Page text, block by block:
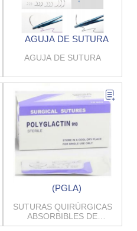
AGUJA DE SUTURA
AGUJA DE SUTURA
(PGLA)
SUTURAS QUIRÚRGICAS
ABSORBIBLES DE
POLIGLACTINA 910